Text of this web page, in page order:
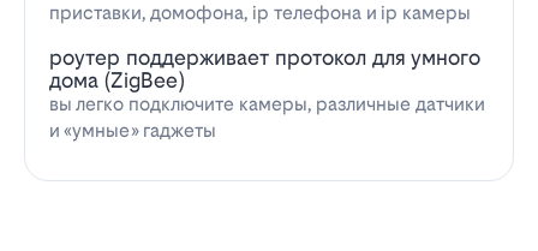
приставки, домофона, ip телефона и ip камеры
роутер поддерживает протокол для умного
дома (ZigBee)
вы легко подключите камеры, различные датчики
и «умные» гаджеты